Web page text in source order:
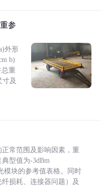
参
外形
b)
总重
及
常范围及影响因素，重
型值为-3dBm
模块的参考值表格。同时
损耗、连接器问题）及